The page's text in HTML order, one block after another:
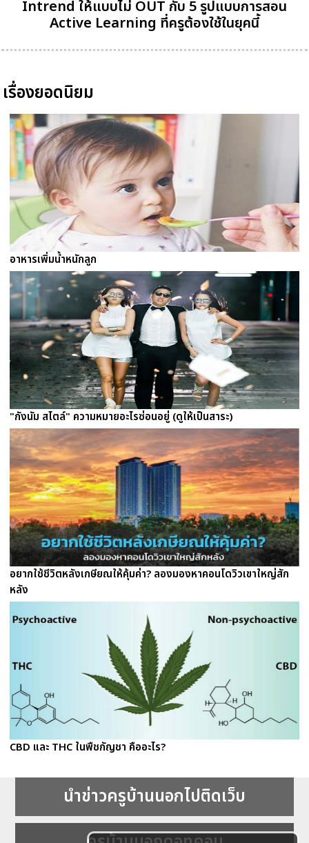
Intrend ให้แบบไม่ OUT กับ 5 รูปแบบการสอน
Active Learning ที่ครูต้องใช้ในยุคนี้
เรื่องยอดนิยม
อาหารเพิ่มน้ำหนักลูก
"กังนัม สไตล์" ความหมายอะไรซ่อนอยู่ (ดูให้เป็นสาระ)
อยากใช้ชีวิตหลังเกษียณให้คุ้มค่า? ลองมองหาคอนโดวิวเขาใหญ่สัก
หลัง
CBD และ THC ในพืชกัญชา คืออะไร?
นำข่าวครูบ้านนอกไปติดเว็บ